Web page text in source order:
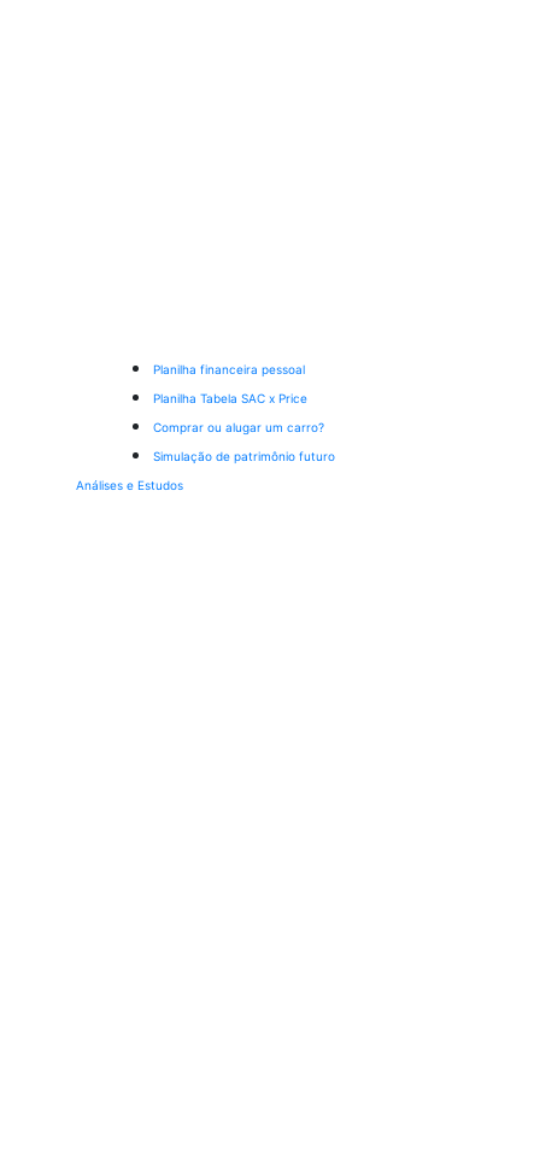
Planilha financeira pessoal
Planilha Tabela SAC x Price
Comprar ou alugar um carro?
Simulação de patrimônio futuro
Análises e Estudos